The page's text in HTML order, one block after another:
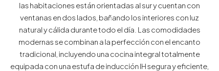
las habitaciones están orientadas al sur y cuentan con
ventanas en dos lados, bañando los interiores con luz
natural y cálida durante todo el día. Las comodidades
modernas se combinan a la perfección con el encanto
tradicional, incluyendo una cocina integral totalmente
equipada con una estufa de inducción IH segura y eficiente,